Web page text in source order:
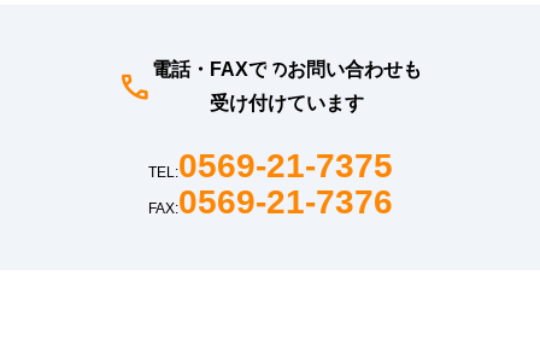
電話・FAXでのお問い合わせも
受け付けています
TEL:0569-21-7375
FAX:0569-21-7376